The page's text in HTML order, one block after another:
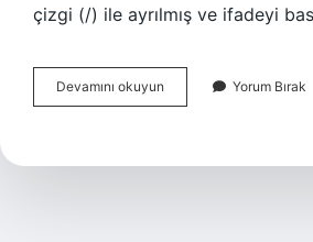
çizgi (/) ile ayrılmış ve ifadeyi
Devamını okuyun
Bir
Yorum Bırak